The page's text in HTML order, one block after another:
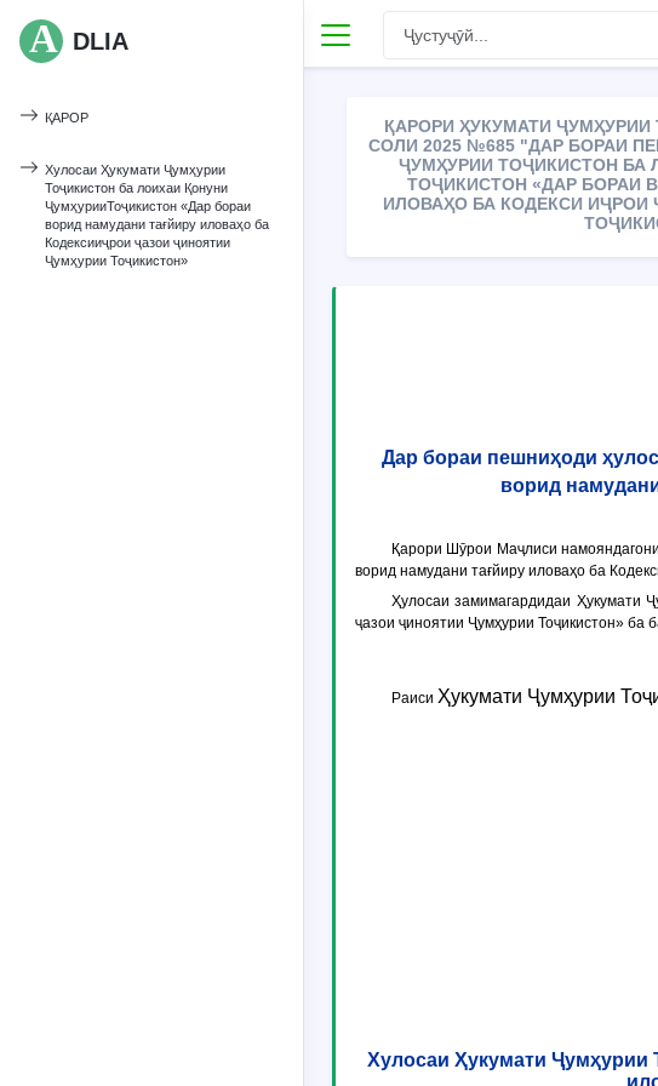
DLIA
ҚАРОР
Хулосаи Ҳукумати Ҷумҳурии
Тоҷикистон ба лоихаи Қонуни
ҶумҳурииТоҷикистон «Дар бораи
ворид намудани тағйиру иловаҳо ба
Кодексииҷрои ҷазои ҷиноятии
Ҷумҳурии Тоҷикистон»
ҚАРОРИ ҲУКУМАТИ
СОЛИ 2025 №685 "ДАР БОРАИ
ҶУМҲУРИИ ТОҶИКИСТОН БА
ТОҶИКИСТОН «ДАР БОРАИ
ИЛОВАҲО БА КОДЕКСИ
Дар бораи пешниҳоди
ворид
Қарори Шӯрои Маҷлиси
ворид намудани тағйиру иловаҳо ба
Ҳулосаи замимагардидаи Ҳукумати
ҷазои ҷиноятии Ҷумҳурии Тоҷикистон»
Раиси Ҳукумати Ҷумҳурии
Хулосаи Ҳукумати Ҷумҳурии